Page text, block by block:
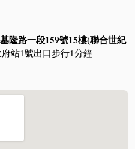
隆路一段159號15樓(聯合世紀
站1號出口步行1分鐘